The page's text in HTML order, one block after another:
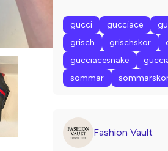
gucci gucciace
grisch
grischskor
gucciacesnake
sommar
Fashion Vault